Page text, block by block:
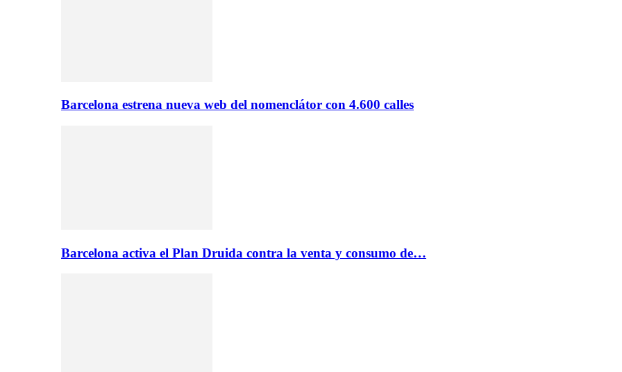
Barcelona estrena nueva web del nomenclátor con 4.600 calles
Barcelona activa el Plan Druida contra la venta y consumo de…